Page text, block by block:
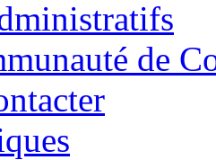
de